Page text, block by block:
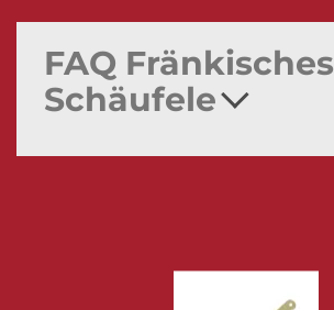
FAQ Fränkisches
Schäufele